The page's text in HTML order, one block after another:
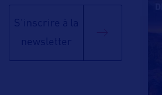
S'inscrire à la
newsletter